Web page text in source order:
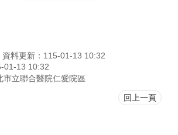
資料更新：115-01-13 10:32
01-13 10:32
市立聯合醫院仁愛院區
回上一頁